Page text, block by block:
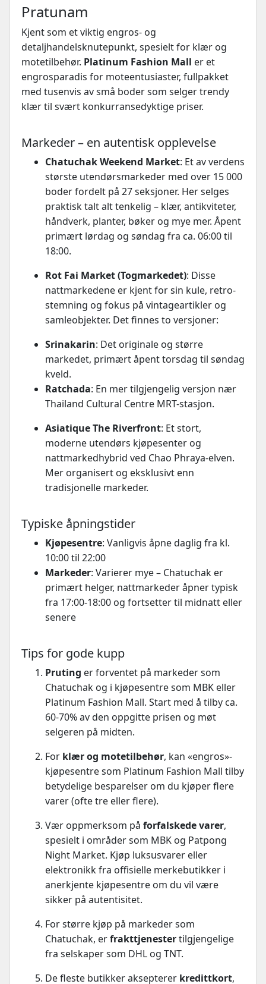
Pratunam
Kjent som et viktig engros- og
detaljhandelsknutepunkt, spesielt for klær og
motetilbehør. Platinum Fashion Mall er et
engrosparadis for moteentusiaster, fullpakket
med tusenvis av små boder som selger trendy
klær til svært konkurransedyktige priser.
Markeder – en autentisk opplevelse
Chatuchak Weekend Market: Et av verdens
største utendørsmarkeder med over 15 000
boder fordelt på 27 seksjoner. Her selges
praktisk talt alt tenkelig – klær, antikviteter,
håndverk, planter, bøker og mye mer. Åpent
primært lørdag og søndag fra ca. 06:00 til
18:00.
Rot Fai Market (Togmarkedet): Disse
nattmarkedene er kjent for sin kule, retro-
stemning og fokus på vintageartikler og
samleobjekter. Det finnes to versjoner:
Srinakarin: Det originale og større
markedet, primært åpent torsdag til søndag
kveld.
Ratchada: En mer tilgjengelig versjon nær
Thailand Cultural Centre MRT-stasjon.
Asiatique The Riverfront: Et stort,
moderne utendørs kjøpesenter og
nattmarkedhybrid ved Chao Phraya-elven.
Mer organisert og eksklusivt enn
tradisjonelle markeder.
Typiske åpningstider
Kjøpesentre: Vanligvis åpne daglig fra kl.
10:00 til 22:00
Markeder: Varierer mye – Chatuchak er
primært helger, nattmarkeder åpner typisk
fra 17:00-18:00 og fortsetter til midnatt eller
senere
Tips for gode kupp
Pruting er forventet på markeder som
Chatuchak og i kjøpesentre som MBK eller
Platinum Fashion Mall. Start med å tilby ca.
60-70% av den oppgitte prisen og møt
selgeren på midten.
For klær og motetilbehør, kan «engros»-
kjøpesentre som Platinum Fashion Mall tilby
betydelige besparelser om du kjøper flere
varer (ofte tre eller flere).
Vær oppmerksom på forfalskede varer,
spesielt i områder som MBK og Patpong
Night Market. Kjøp luksusvarer eller
elektronikk fra offisielle merkebutikker i
anerkjente kjøpesentre om du vil være
sikker på autentisitet.
For større kjøp på markeder som
Chatuchak, erfrakttjenestertilgjengelige
fra selskaper som DHL og TNT.
De fleste butikker aksepterer kredittkort,